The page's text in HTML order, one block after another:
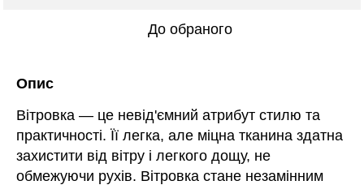
До обраного
Опис
Вітровка — це невід'ємний атрибут стилю та
практичності. Її легка, але міцна тканина здатна
захистити від вітру і легкого дощу, не
обмежуючи рухів. Вітровка стане незамінним